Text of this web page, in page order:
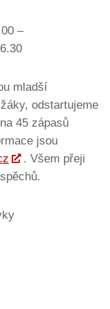
–
mladší
odstartujeme
45 zápasů
jsou
. Všem přeji